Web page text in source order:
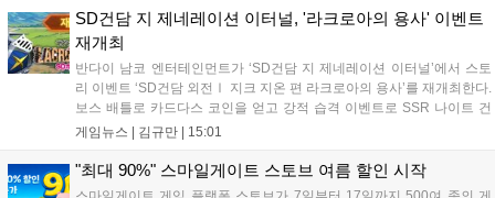
니다. 또한 카카오톡 채널 추가 시 주차별 스페셜 쿠폰과 한정 스
킨, 경품 이벤트 등 풍성한 혜택을 마련해 이용자들의 기대를 모
으고 있습니다....
SD건담 지 제네레이션 이터널, '라크로아의 용사' 이벤트
재개최
반다이 남코 엔터테인먼트가 ‘SD건담 지 제네레이션 이터널’에서 스토
리 이벤트 ‘SD건담 외전Ⅰ 지크 지온 편 라크로아의 용사’를 재개최한다.
보스 배틀로 카드다스 코인을 얻고 강적 습격 이벤트로 SSR 나이트 건
담을 획득할 수 있다. 로그인 보너스로 최대 다이아 3,000개를 지급하며,
원 증정한다. 또한 9월 30일까지 공식 유튜브에서 특별 프로그램을 시청
할 수 있다....
게임뉴스 | 김규만 15:01
"최대 90%" 스마일게이트 스토브 여름 할인 시작